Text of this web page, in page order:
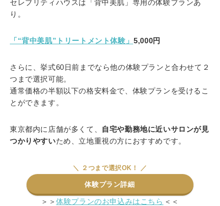
セレブリティハウスは「背中美肌」専用の体験プランあ
り。
「“背中美肌”トリートメント体験」 5,000円
さらに、挙式60日前までなら他の体験プランと合わせて２
つまで選択可能。
通常価格の半額以下の格安料金で、体験プランを受けるこ
とができます。
東京都内に店舗が多くて、
自宅や勤務地に近いサロンが見
つかりやすいため、立地重視の方におすすめです。
＼ ２つまで選択OK！ ／
体験プラン詳細
＞＞体験プランのお申込みはこちら ＜＜